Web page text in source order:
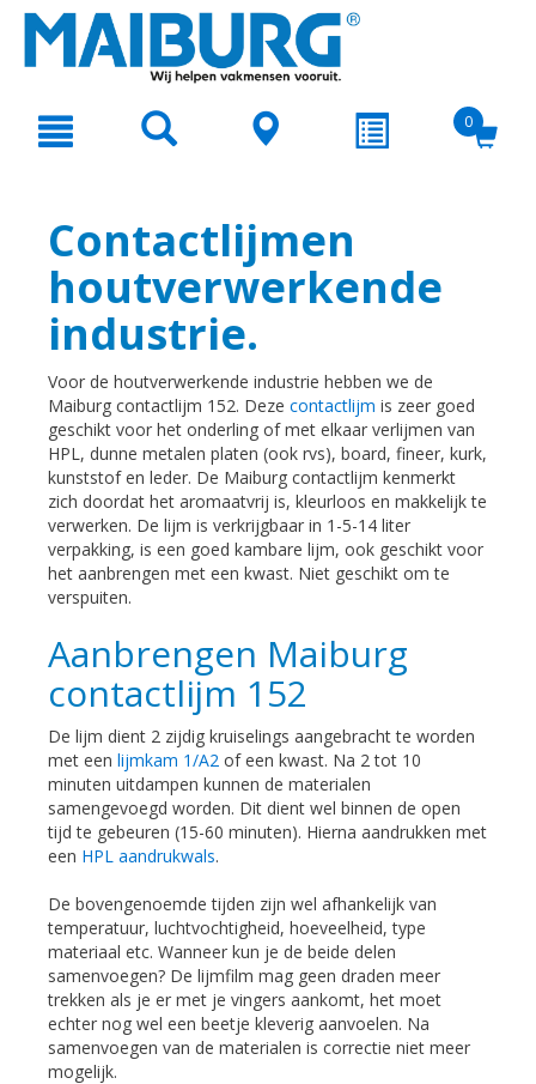
text.skipToNavigation
0
Contactlijmen
houtverwerkende
industrie.
Voor de houtverwerkende industrie hebben we de
Maiburg contactlijm 152. Deze contactlijm is zeer goed
geschikt voor het onderling of met elkaar verlijmen van
HPL, dunne metalen platen (ook rvs), board, fineer, kurk,
kunststof en leder. De Maiburg contactlijm kenmerkt
zich doordat het aromaatvrij is, kleurloos en makkelijk te
verwerken. De lijm is verkrijgbaar in 1-5-14 liter
verpakking, is een goed kambare lijm, ook geschikt voor
het aanbrengen met een kwast. Niet geschikt om te
verspuiten.
Aanbrengen Maiburg
contactlijm 152
De lijm dient 2 zijdig kruiselings aangebracht te worden
met een lijmkam 1/A2 of een kwast. Na 2 tot 10
minuten uitdampen kunnen de materialen
samengevoegd worden. Dit dient wel binnen de open
tijd te gebeuren (15-60 minuten). Hierna aandrukken met
een HPL aandrukwals.
De bovengenoemde tijden zijn wel afhankelijk van
temperatuur, luchtvochtigheid, hoeveelheid, type
materiaal etc. Wanneer kun je de beide delen
samenvoegen? De lijmfilm mag geen draden meer
trekken als je er met je vingers aankomt, het moet
echter nog wel een beetje kleverig aanvoelen. Na
samenvoegen van de materialen is correctie niet meer
mogelijk.